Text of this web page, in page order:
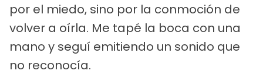
por el miedo, sino por la conmoción de
volver a oírla. Me tapé la boca con una
mano y seguí emitiendo un sonido que
no reconocía.